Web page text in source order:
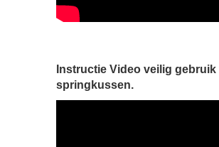
Instructie Video veilig gebruik
springkussen.